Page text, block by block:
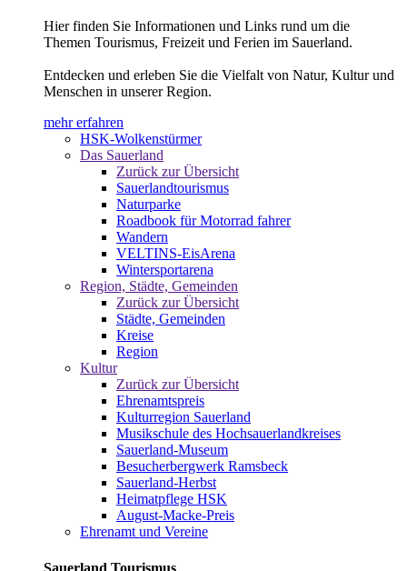
Hier finden Sie Informationen und Links rund um die
Themen Tourismus, Freizeit und Ferien im Sauerland.
Entdecken und erleben Sie die Vielfalt von Natur, Kultur und
Menschen in unserer Region.
mehr erfahren
HSK-Wolkenstürmer
Das Sauerland
Zurück zur Übersicht
Sauerlandtourismus
Naturparke
Roadbook für Motorrad fahrer
Wandern
VELTINS-EisArena
Wintersportarena
Region, Städte, Gemeinden
Zurück zur Übersicht
Städte, Gemeinden
Kreise
Region
Kultur
Zurück zur Übersicht
Ehrenamtspreis
Kulturregion Sauerland
Musikschule des Hochsauerlandkreises
Sauerland-Museum
Besucherbergwerk Ramsbeck
Sauerland-Herbst
Heimatpflege HSK
August-Macke-Preis
Ehrenamt und Vereine
Sauerland Tourismus